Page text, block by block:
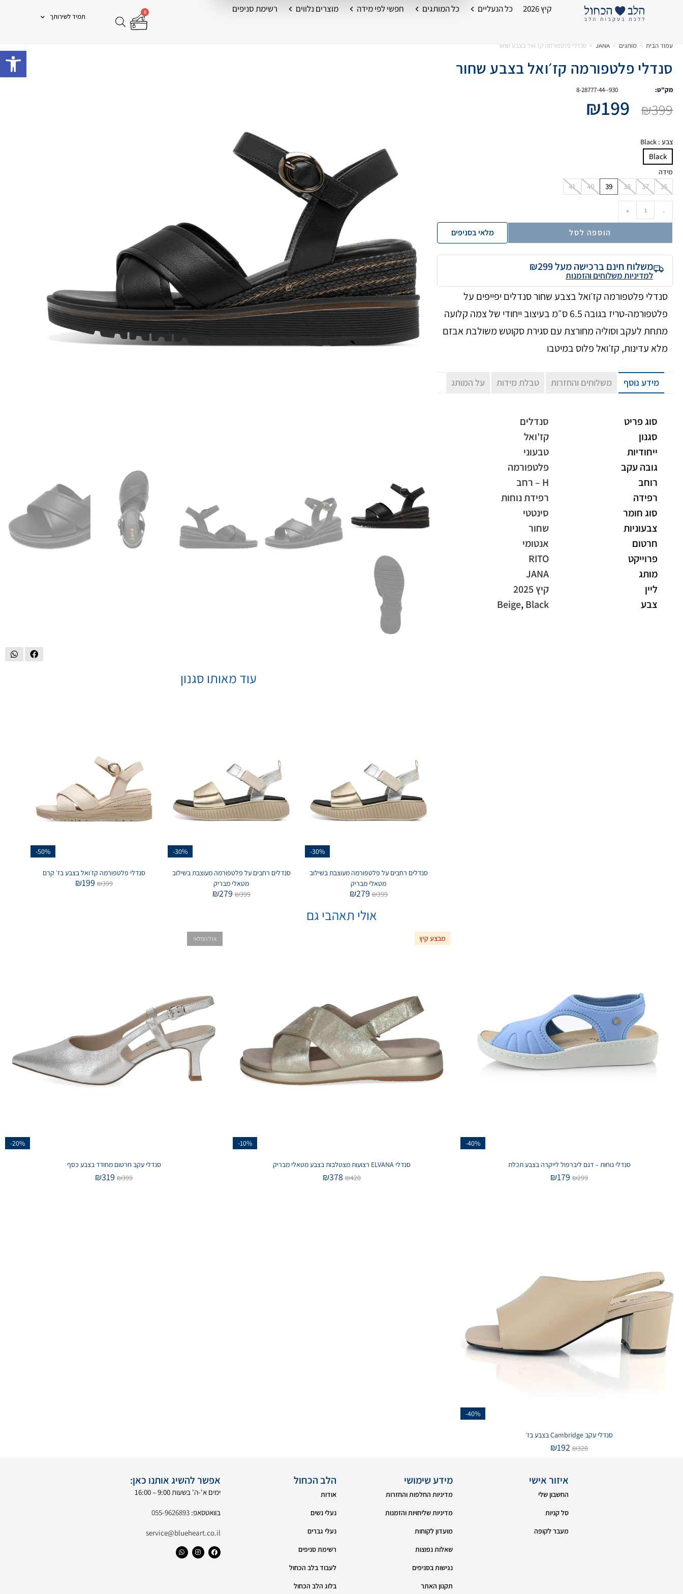
קיץ 2026 כל הנעליים כל המותגים חפשי לפי מידה מוצרים נלווים רשימת סניפים 0
תמיד לשירותך
עמוד הבית > מותגים >
JANA
> סנדלי פלטפורמה קז׳ואל בצבע שחור
סנדלי פלטפורמה קז׳ואל בצבע שחור
מק"ט: 8-28777-44--930
₪399
₪199
צבע : Black
Black
מידה
36
37
38
39
40
41
-
+
הוספה לסל מלאי בסניפים
משלוח חינם ברכישה מעל ₪299
למדיניות משלוחים והזמנות
סנדלי פלטפורמה קז׳ואל בצבע שחור סנדלים יפייפים על
פלטפורמה-טריז בגובה 6.5 ס״מ בעיצוב ייחודי של צמה קלועה
מתחת לעקב וסוליה מחורצת עם סגירת סקוטש משולבת אבזם
מלא עדינות, קז׳ואל פלוס במיטבו
מידע נוסף משלוחים והחזרות טבלת מידות על המותג
סוג פריט
סנדלים
סגנון
קז'ואל
ייחודיות
טבעוני
גובה עקב
פלטפורמה
רוחב
H – רחב
רפידה
רפידת נוחות
סוג חומר
סינטטי
צבעוניות
שחור
חרטום
אנטומי
פרוייקט
RITO
מותג
JANA
ליין
קיץ 2025
צבע
Beige,Black
עוד מאותו סגנון
-30%
סנדלים רחבים על פלטפורמה מעוצבת בשילוב
מטאלי מבריק
₪399
₪279
-30%
סנדלים רחבים על פלטפורמה מעוצבת בשילוב
מטאלי מבריק
₪399
₪279
-50%
סנדלי פלטפורמה קז׳ואל בצבע בז׳ קרם
₪399
₪199
אולי תאהבי גם
-40%
סנדלי נוחות – דגם ליברפול לייקרה בצבע תכלת
₪299
₪179
מבצע קיץ
-10%
סנדלי ELVANA רצועות מצטלבות בצבע מטאלי מבריק
₪420
₪378
-20%
אזל המלאי
סנדלי עקב חרטום מחודד בצבע כסף
₪399
₪319
-40%
סנדלי עקב Cambridge בצבע בז׳
₪320
₪192
איזור אישי
החשבון שלי
סל קניות
מעבר לקופה
מידע שימושי
מדיניות החלפות והחזרות
מדיניות שליחויות והזמנות
מועדון לקוחות
שאלות נפוצות
נגישות בסניפים
תקנון האתר
הלב הכחול
אודות
נעלי נשים
נעלי גברים
רשימת סניפים
לעבוד בלב הכחול
בלוג הלב הכחול
אפשר להשיג אותנו כאן:
ימים א'-ה' בשעות 9:00 – 16:00
בוואטסאפ:055-9626893
service@blueheart.co.il